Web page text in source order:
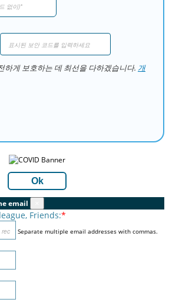
하게 보호하는 데 최선을 다하겠습니다. 개
Ok
email
Friends:*
Separate multiple email addresses with commas.